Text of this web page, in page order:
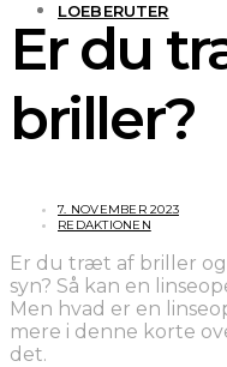
LOEBERUTER
Er du
briller?
7. NOVEMBER 2023
REDAKTIONEN
Er du træt af briller
syn? Så kan en
Men hvad er en
mere i denne korte
det.